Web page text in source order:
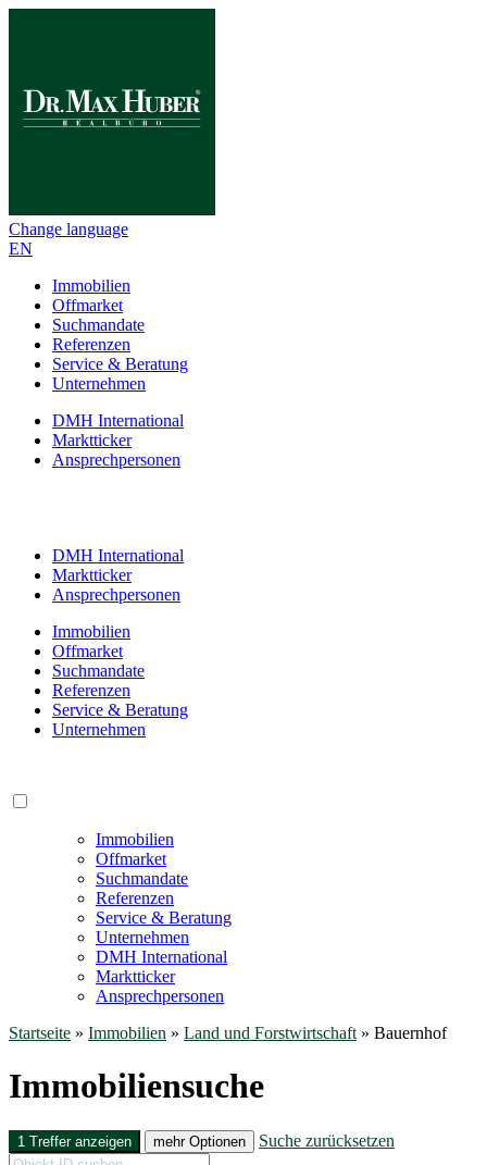
Change language
EN
Immobilien
Offmarket
Suchmandate
Referenzen
Service & Beratung
Unternehmen
DMH International
Marktticker
Ansprechpersonen
DMH International
Marktticker
Ansprechpersonen
Immobilien
Offmarket
Suchmandate
Referenzen
Service & Beratung
Unternehmen
Immobilien
Offmarket
Suchmandate
Referenzen
Service & Beratung
Unternehmen
DMH International
Marktticker
Ansprechpersonen
Startseite » Immobilien » Land und Forstwirtschaft » Bauernhof
Immobiliensuche
1 Treffer anzeigen mehr Optionen Suche zurücksetzen